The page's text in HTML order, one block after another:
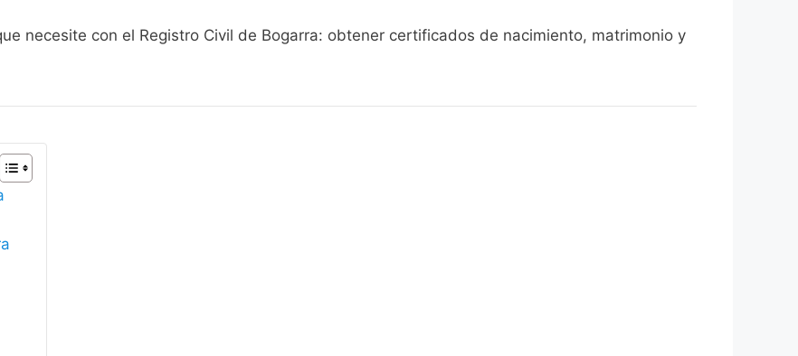
necesite con el Registro Civil de Bogarra: obtener certificados de nacimiento, matrimonio y